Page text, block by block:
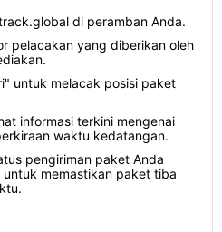
di peramban Anda.
pelacakan yang diberikan oleh
untuk melacak posisi paket
informasi terkini mengenai
waktu kedatangan.
pengiriman paket Anda
memastikan paket tiba